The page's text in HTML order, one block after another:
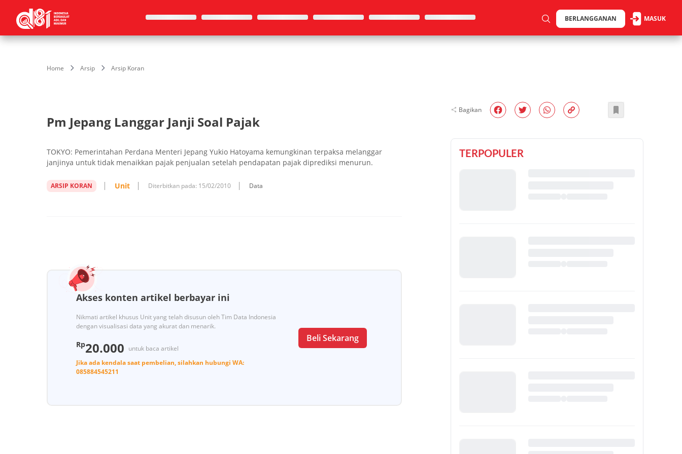
BERLANGGANAN MASUK
Home Arsip Arsip Koran
Pm Jepang Langgar Janji Soal Pajak
TOKYO: Pemerintahan Perdana Menteri Jepang Yukio Hatoyama kemungkinan terpaksa melanggar
janjinya untuk tidak menaikkan pajak penjualan setelah pendapatan pajak diprediksi menurun.
ARSIP KORAN Unit Diterbitkan pada: 15/02/2010 Data
Akses konten artikel berbayar ini
Nikmati artikel khusus Unit yang telah disusun oleh Tim Data Indonesia
dengan visualisasi data yang akurat dan menarik.
Rp20.000 untuk baca artikel
Jika ada kendala saat pembelian, silahkan hubungi WA:
085884545211
Beli Sekarang
Bagikan
TERPOPULER